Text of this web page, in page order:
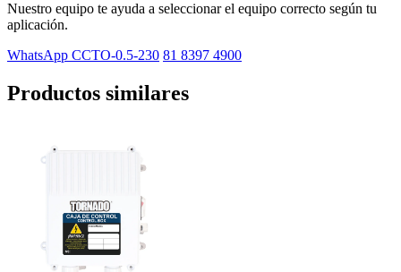
Nuestro equipo te ayuda a seleccionar el equipo correcto según tu
aplicación.
WhatsApp CCTO-0.5-230 81 8397 4900
Productos similares